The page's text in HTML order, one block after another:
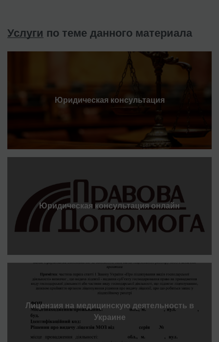
Услуги по теме данного материала
Юридическая консультация
Юридическая консультация онлайн
Лицензия на медицинскую деятельность в
Украине